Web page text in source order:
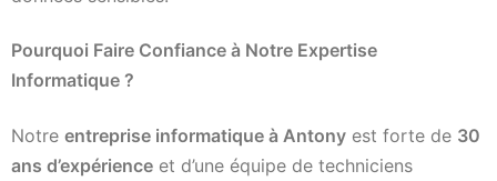
Pourquoi Faire Confiance à Notre Expertise
Informatique ?
Notre entreprise informatique à Antony est forte de 30
ans d’expérience et d’une équipe de techniciens